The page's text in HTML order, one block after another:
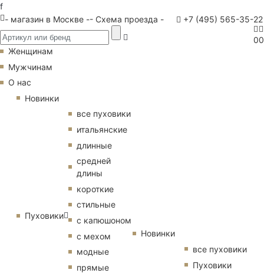
f
- магазин в Москве -- Схема проезда - +7 (495) 565-35-22
00
Женщинам
Мужчинам
О нас
Новинки
Пуховики
все пуховики
итальянские
длинные
средней
длины
короткие
стильные
с капюшоном
с мехом
модные
прямые
Новинки
все пуховики
Пуховики